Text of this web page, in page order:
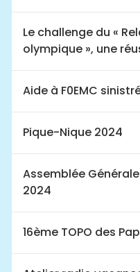
Le challenge du «
olympique », une
Aide à F0EMC
Pique-Nique 2024
Assemblée
2024
16ème TOPO des